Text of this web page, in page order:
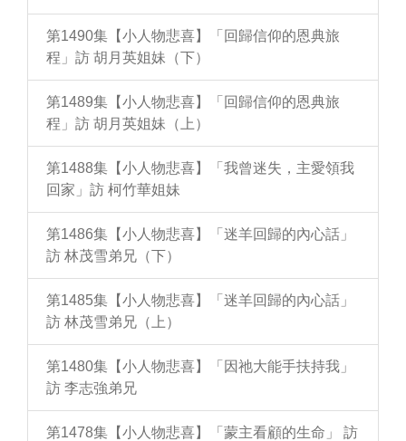
第1490集【小人物悲喜】「回歸信仰的恩典旅
程」訪 胡月英姐妹（下）
第1489集【小人物悲喜】「回歸信仰的恩典旅
程」訪 胡月英姐妹（上）
第1488集【小人物悲喜】「我曾迷失，主愛領我
回家」訪 柯竹華姐妹
第1486集【小人物悲喜】「迷羊回歸的內心話」
訪 林茂雪弟兄（下）
第1485集【小人物悲喜】「迷羊回歸的內心話」
訪 林茂雪弟兄（上）
第1480集【小人物悲喜】「因祂大能手扶持我」
訪 李志強弟兄
第1478集【小人物悲喜】「蒙主看顧的生命」 訪